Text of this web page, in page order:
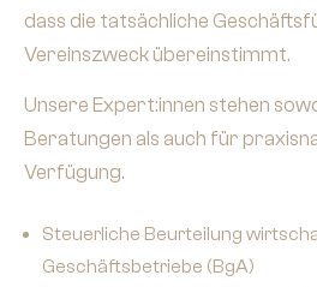
dass die tatsächliche
Vereinszweck übereinstimmt.
Unsere Expert:innen stehen
Beratungen als auch für
Verfügung.
Steuerliche Beurteilung
Geschäftsbetriebe (BgA)